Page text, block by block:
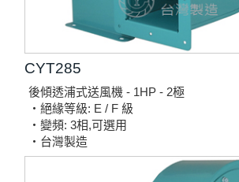
CYT285
後傾透浦式送風機 - 1HP - 2極
‧絕緣等級: E / F 級
‧變頻: 3相,可選用
‧台灣製造